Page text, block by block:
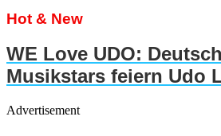
Hot & New
WE Love UDO:
Musikstars feiern Udo
Advertisement